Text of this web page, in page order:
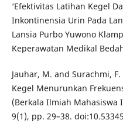
‘Efektivitas Latihan Kegel
Inkontinensia Urin Pada
Lansia Purbo Yuwono
Keperawatan Medikal
Jauhar, M. and Surachmi,
Kegel Menurunkan
(Berkala Ilmiah Mahasiswa
9(1), pp. 29–38.